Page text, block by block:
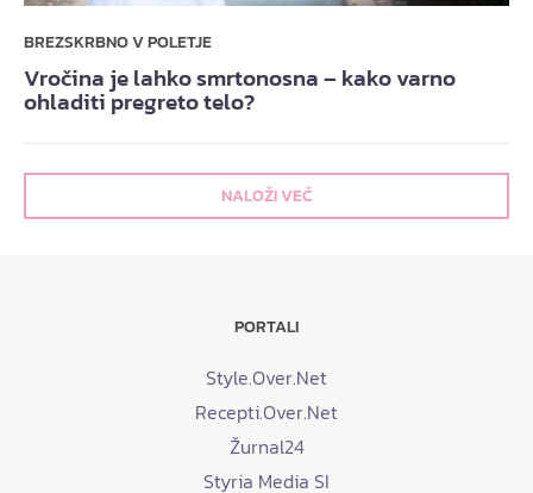
BREZSKRBNO V POLETJE
Vročina je lahko smrtonosna – kako varno
ohladiti pregreto telo?
NALOŽI VEČ
PORTALI
Style.Over.Net
Recepti.Over.Net
Žurnal24
Styria Media SI